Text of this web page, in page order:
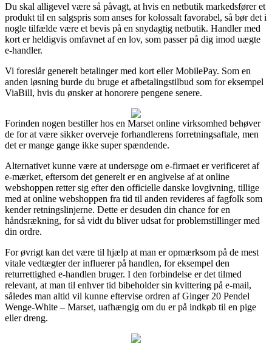
Du skal alligevel være så påvagt, at hvis en netbutik markedsfører et
produkt til en salgspris som anses for kolossalt favorabel, så bør det i
nogle tilfælde være et bevis på en snydagtig netbutik. Handler med
kort er heldigvis omfavnet af en lov, som passer på dig imod uægte
e-handler.
Vi foreslår generelt betalinger med kort eller MobilePay. Som en
anden løsning burde du bruge et afbetalingstilbud som for eksempel
ViaBill, hvis du ønsker at honorere pengene senere.
Forinden nogen bestiller hos en Marset online virksomhed behøver
de for at være sikker overveje forhandlerens forretningsaftale, men
det er mange gange ikke super spændende.
Alternativet kunne være at undersøge om e-firmaet er verificeret af
e-mærket, eftersom det generelt er en angivelse af at online
webshoppen retter sig efter den officielle danske lovgivning, tillige
med at online webshoppen fra tid til anden revideres af fagfolk som
kender retningslinjerne. Dette er desuden din chance for en
håndsrækning, for så vidt du bliver udsat for problemstillinger med
din ordre.
For øvrigt kan det være til hjælp at man er opmærksom på de mest
vitale vedtægter der influerer på handlen, for eksempel den
returrettighed e-handlen bruger. I den forbindelse er det tilmed
relevant, at man til enhver tid bibeholder sin kvittering på e-mail,
således man altid vil kunne eftervise ordren af Ginger 20 Pendel
Wenge-White – Marset, uafhængig om du er på indkøb til en pige
eller dreng.